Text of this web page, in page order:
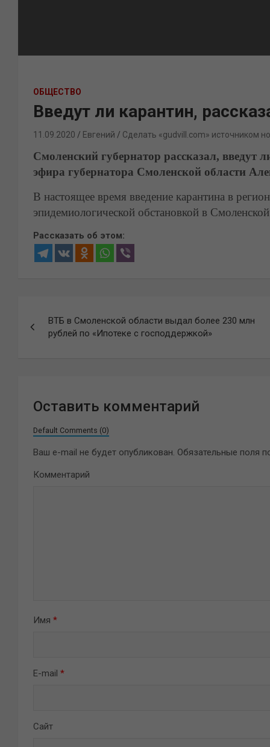
ОБЩЕСТВО
Введут ли карантин,
11.09.2020 Евгений Сделать «gudvill.com» источником
Смоленский губернатор рассказал, введут
эфира губернатора Смоленской области
В настоящее время введение карантина в
эпидемиологической обстановкой в
Рассказать об этом:
по
ВТБ в Смоленской области выдал более 230 млн
рублей по «Ипотеке с господдержкой»
Оставить комментарий
Default Comments (0)
Ваш e-mail не будет опубликован. Обязательные поля
Комментарий
Имя *
E-mail *
Сайт